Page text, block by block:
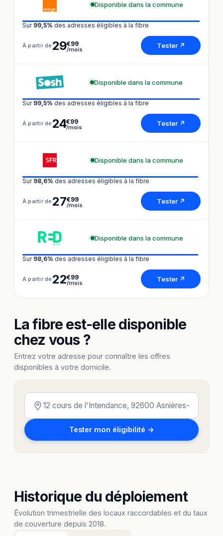
Disponible dans la commune
Sur 99,5% des adresses éligibles à la fibre
À partir de 29€99
/mois Tester ↗
Disponible dans la commune
Sur 99,5% des adresses éligibles à la fibre
À partir de 24€99
/mois Tester ↗
Disponible dans la commune
Sur 98,6% des adresses éligibles à la fibre
À partir de 27€99
/mois Tester ↗
Disponible dans la commune
Sur 98,6% des adresses éligibles à la fibre
À partir de 22€99
/mois Tester ↗
La fibre est-elle disponible
chez vous ?
Entrez votre adresse pour connaître les offres
disponibles à votre domicile.
Tester mon éligibilité →
Historique du déploiement
Évolution trimestrielle des locaux raccordables et du taux
de couverture depuis 2018.